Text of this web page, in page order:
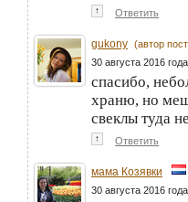
↑ Ответить
gukony (автор
30 августа 2016
спасибо,
храню, но
свеклы туда
↑ Ответить
мама Козявки
30 августа 2016